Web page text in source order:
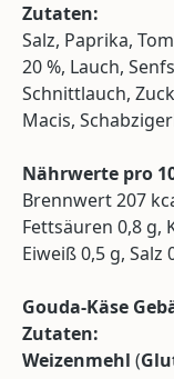
Zutaten:
Salz, Paprika,
20 %, Lauch,
Schnittlauch,
Macis,
Nährwerte pro
Brennwert 207
Fettsäuren 0,8 g,
Eiweiß 0,5 g, Salz
Gouda-Käse
Zutaten:
Weizenmehl (